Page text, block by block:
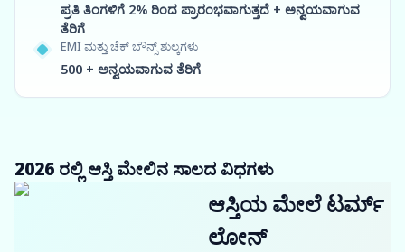
ಪ್ರತಿ ತಿಂಗಳಿಗೆ 2% ರಿಂದ ಪ್ರಾರಂಭವಾಗುತ್ತದೆ + ಅನ್ವಯವಾಗುವ
ತೆರಿಗೆ
EMI ಮತ್ತು ಚೆಕ್ ಬೌನ್ಸ್ ಶುಲ್ಕಗಳು
500 + ಅನ್ವಯವಾಗುವ ತೆರಿಗೆ
2026 ರಲ್ಲಿ ಆಸ್ತಿ ಮೇಲಿನ ಸಾಲದ ವಿಧಗಳು
ಆಸ್ತಿಯ ಮೇಲೆ ಟರ್ಮ್
ಲೋನ್